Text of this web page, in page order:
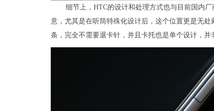
细节上，HTC的设计和处理方式也与目前国内
意，尤其是在听筒特殊化设计后，这个位置更是无
条，完全不需要退卡针，并且卡托也是单个设计，